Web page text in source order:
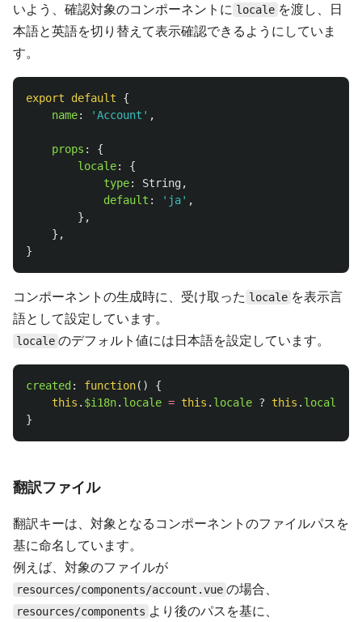
いよう、確認対象のコンポーネントに locale を渡し、日
本語と英語を切り替えて表示確認できるようにしていま
す。
export default
{
name: 'Account ' ,
props :
{
locale:
{
type: String,
default : ' ja' ,
},
},
}
コンポーネントの生成時に、受け取った locale を表示言
語として設定しています。
locale のデフォルト値には日本語を設定しています。
created : function()
{
this . $i18n. locale = this . locale ? this . locale
}
翻訳ファイル
翻訳キーは、対象となるコンポーネントのファイルパスを
基に命名しています。
例えば、対象のファイルが
resources/components/account.vue の場合、
resources/components より後のパスを基に、